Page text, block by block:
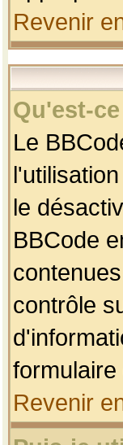
Revenir
Qu'est-
Le
le
BBCode
contrôle
formulaire
Revenir